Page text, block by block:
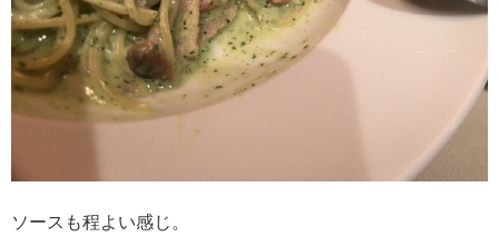
ソースも程よい感じ。